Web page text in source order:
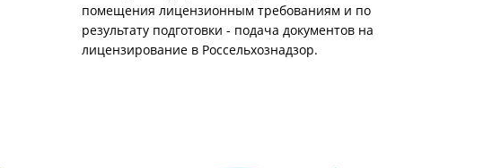
помещения лицензионным требованиям и по
результату подготовки - подача документов на
лицензирование в Россельхознадзор.